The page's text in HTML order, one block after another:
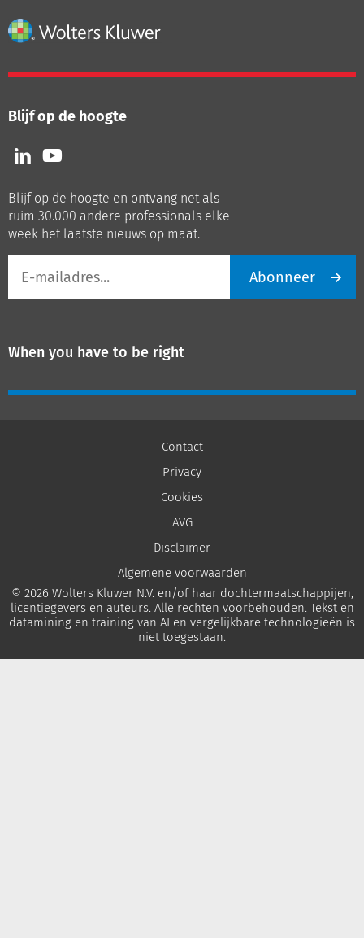
Blijf op de hoogte
Volg
ons
LinkedIn
Volg
ons
Youtube
Blijf op de hoogte en ontvang net als
ruim 30.000 andere professionals elke
week het laatste nieuws op maat.
mailadres
Abonneer
When you have to be right
Contact
Privacy
Cookies
AVG
Disclaimer
Algemene voorwaarden
© 2026 Wolters Kluwer N.V. en/of haar dochtermaatschappijen,
licentiegevers en auteurs. Alle rechten voorbehouden. Tekst en
datamining en training van AI en vergelijkbare technologieën is
niet toegestaan.